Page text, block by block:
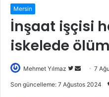
Mersin
İnşaat işçisi
iskelede
Mehmet Yılmaz
Twitter'da
Bir
7
Son güncelleme: 7 Ağustos 2024